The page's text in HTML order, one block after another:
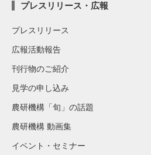
プレスリリース・広報
プレスリリース
広報活動報告
刊行物のご紹介
見学の申し込み
農研機構「旬」の話題
農研機構 動画集
イベント・セミナー